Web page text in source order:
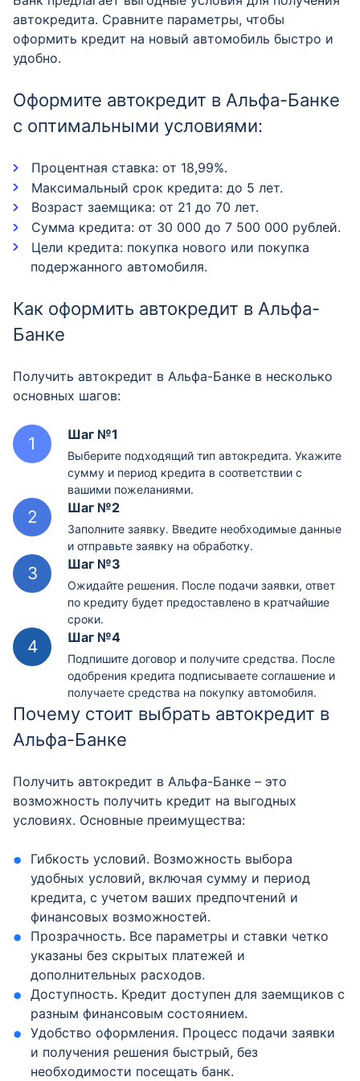
автокредита. Сравните параметры, чтобы
оформить кредит на новый автомобиль быстро и
удобно.
Оформите автокредит в Альфа-Банке
с оптимальными условиями:
Процентная ставка: от 18,99%.
Максимальный срок кредита: до 5 лет.
Возраст заемщика: от 21 до 70 лет.
Сумма кредита: от 30 000 до 7 500 000 рублей.
Цели кредита: покупка нового или покупка
подержанного автомобиля.
Как оформить автокредит в Альфа-
Банке
Получить автокредит в Альфа-Банке в несколько
основных шагов:
Шаг №1
Выберите подходящий тип автокредита. Укажите
сумму и период кредита в соответствии с
вашими пожеланиями.
Шаг №2
Заполните заявку. Введите необходимые данные
и отправьте заявку на обработку.
Шаг №3
Ожидайте решения. После подачи заявки, ответ
по кредиту будет предоставлено в кратчайшие
сроки.
Шаг №4
Подпишите договор и получите средства. После
одобрения кредита подписываете соглашение и
получаете средства на покупку автомобиля.
Почему стоит выбрать автокредит в
Альфа-Банке
Получить автокредит в Альфа-Банке – это
возможность получить кредит на выгодных
условиях. Основные преимущества:
Гибкость условий. Возможность выбора
удобных условий, включая сумму и период
кредита, с учетом ваших предпочтений и
финансовых возможностей.
Прозрачность. Все параметры и ставки четко
указаны без скрытых платежей и
дополнительных расходов.
Доступность. Кредит доступен для заемщиков с
разным финансовым состоянием.
Удобство оформления. Процесс подачи заявки
и получения решения быстрый, без
необходимости посещать банк.